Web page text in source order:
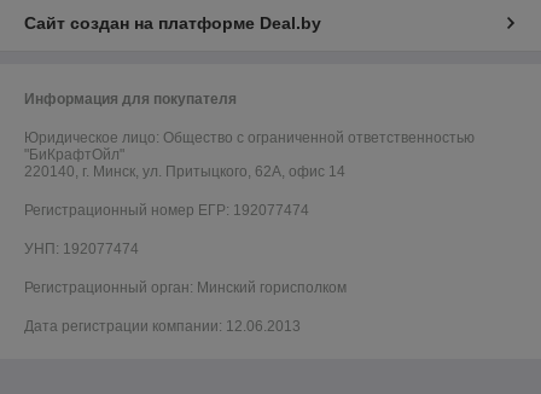
Сайт создан на платформе Deal.by
Информация для покупателя
Юридическое лицо: Общество с ограниченной ответственностью
"БиКрафтОйл"
220140, г. Минск, ул. Притыцкого, 62А, офис 14
Регистрационный номер ЕГР: 192077474
УНП: 192077474
Регистрационный орган: Минский горисполком
Дата регистрации компании: 12.06.2013